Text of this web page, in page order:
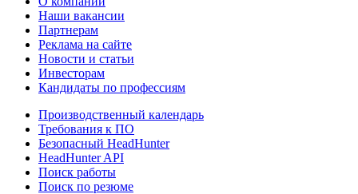
Наши вакансии
Партнерам
Реклама на сайте
Новости и статьи
Инвесторам
Кандидаты по профессиям
Производственный календарь
Требования к ПО
Безопасный HeadHunter
HeadHunter API
Поиск работы
Поиск по резюме